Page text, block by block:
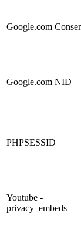
Google.com
Google.com NID
PHPSESSID
Youtube -
privacy_embeds